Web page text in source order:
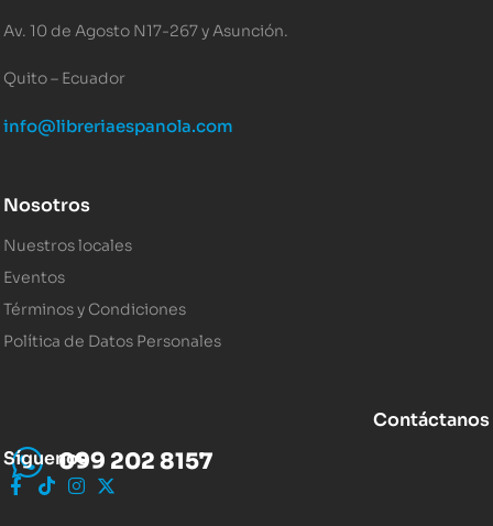
Av. 10 de Agosto N17-267 y Asunción.
Quito – Ecuador
info@libreriaespanola.com
Nosotros
Nuestros locales
Eventos
Términos y Condiciones
Política de Datos Personales
Contáctanos
099 202 8157
Síguenos